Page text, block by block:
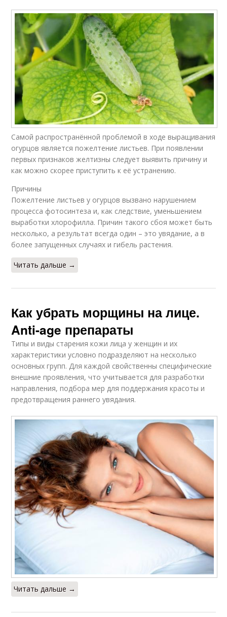
Самой распространённой проблемой в ходе выращивания
огурцов является пожелтение листьев. При появлении
первых признаков желтизны следует выявить причину и
как можно скорее приступить к её устранению.
Причины
Пожелтение листьев у огурцов вызвано нарушением
процесса фотосинтеза и, как следствие, уменьшением
выработки хлорофилла. Причин такого сбоя может быть
несколько, а результат всегда один – это увядание, а в
более запущенных случаях и гибель растения.
Читать дальше →
Как убрать морщины на лице.
Anti-age препараты
Типы и виды старения кожи лица у женщин и их
характеристики условно подразделяют на несколько
основных групп. Для каждой свойственны специфические
внешние проявления, что учитывается для разработки
направления, подбора мер для поддержания красоты и
предотвращения раннего увядания.
Читать дальше →